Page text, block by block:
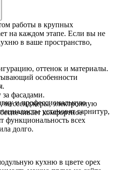
работы в крупных
на каждом этапе. Если вы не
в ваше пространство,
оттенок и материалы.
особенности
за фасадами.
мессенджеры, электронную
комфортное
и профессиональную
установят гарнитур,
функциональность всех
долго.
кухню в цвете орех